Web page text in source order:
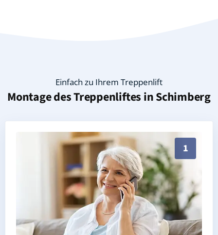
Einfach zu Ihrem Treppenlift
Montage des Treppenliftes inSchimberg
1
Persönliche Treppenlift-Beratung in Schimberg